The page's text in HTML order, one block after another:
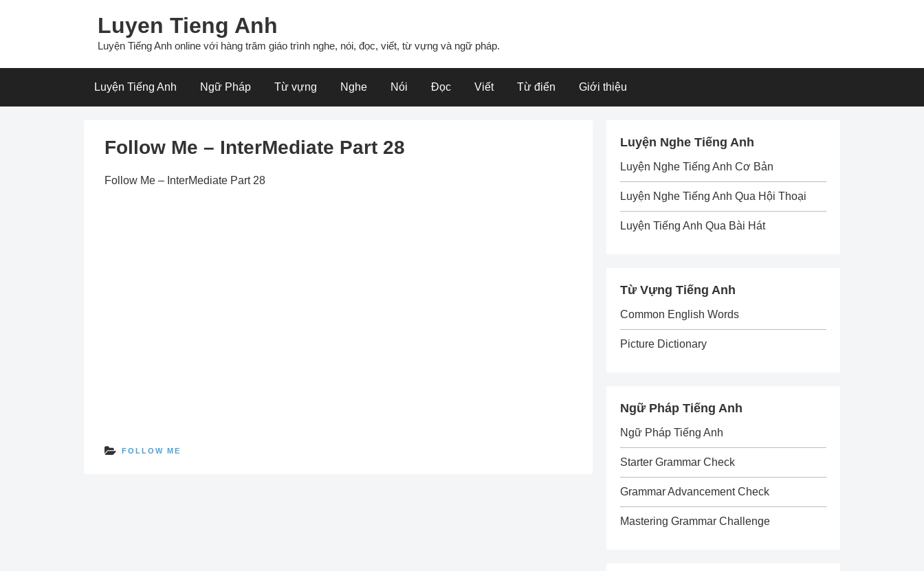
Luyen Tieng Anh
Luyện Tiếng Anh online với hàng trăm giáo trình nghe, nói, đọc, viết, từ vựng và ngữ pháp.
Luyện Tiếng Anh Ngữ Pháp Từ vựng Nghe Nói Đọc Viết Từ điển Giới thiệu
Follow Me – InterMediate Part 28
Follow Me – InterMediate Part 28
FOLLOW ME
Luyện Nghe Tiếng Anh
Luyện Nghe Tiếng Anh Cơ Bản
Luyện Nghe Tiếng Anh Qua Hội Thoại
Luyện Tiếng Anh Qua Bài Hát
Từ Vựng Tiếng Anh
Common English Words
Picture Dictionary
Ngữ Pháp Tiếng Anh
Ngữ Pháp Tiếng Anh
Starter Grammar Check
Grammar Advancement Check
Mastering Grammar Challenge